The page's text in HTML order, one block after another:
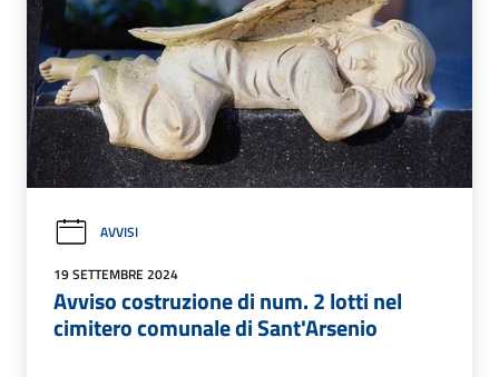
AVVISI
19 SETTEMBRE 2024
Avviso costruzione di num. 2 lotti nel
cimitero comunale di Sant'Arsenio